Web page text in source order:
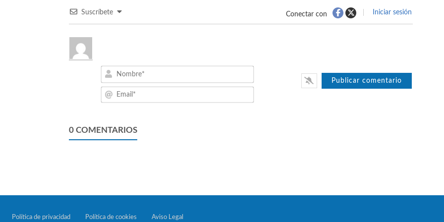
Suscríbete Conectar con Iniciar sesión
0 COMENTARIOS
Política de privacidad Política de cookies Aviso Legal